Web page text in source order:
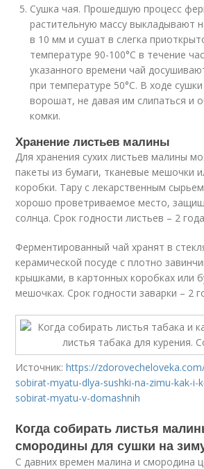
Сушка чая. Прошедшую процесс
растительную массу выкладывают
в 10 мм и сушат в слегка
температуре 90-100°C в течение
указанного времени чай
при температуре 50°C. В ходе
ворошат, не давая им слипаться и
комки.
Хранение листьев малины
Для хранения сухих листьев малины
пакеты из бумаги, тканевые мешочки
коробки. Тару с лекарственным
хорошо проветриваемое место,
солнца. Срок годности листьев – 2
Ферментированный чай хранят в
керамической посуде с плотно
крышками, в картонных коробках или
мешочках. Срок годности заварки – 2
Источник:https://
sobirat-myatu-dlya-sushki-na-zimu-kak-i-
sobirat-myatu-v-domashnih
Когда собирать листья
смородины для сушки на
С давних времен малина и смородина